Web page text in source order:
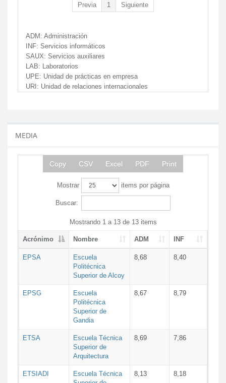
Previa 1 Siguiente
ADM: Administración
INF: Servicios informáticos
SAUX: Servicios auxiliares
LAB: Laboratorios
UPE: Unidad de prácticas en empresa
URI: Unidad de relaciones internacionales
MEDIA
Copy CSV Excel PDF Print
Mostrar items por página
Buscar:
Mostrando 1 a 13 de 13 items
Acrónimo Nombre ADM INF
EPSA
Escuela
Politécnica
Superior de Alcoy
8,68 8,40
EPSG
Escuela
Politécnica
Superior de
Gandia
8,67 8,79
ETSA
Escuela Técnica
Superior de
Arquitectura
8,69 7,86
ETSIADI
Escuela Técnica
8,13 8,18